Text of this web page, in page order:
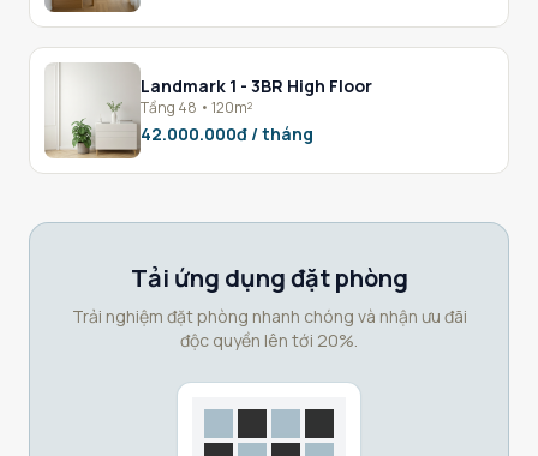
Landmark 1 - 3BR High Floor
Tầng 48 • 120m²
42.000.000đ / tháng
Tải ứng dụng đặt phòng
Trải nghiệm đặt phòng nhanh chóng và nhận ưu đãi
độc quyền lên tới 20%.